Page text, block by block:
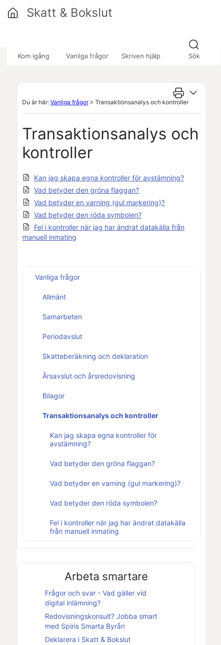
Kom igång Vanliga frågor Skriven hjälp Sök
Skatt & Bokslut
Du är här: Vanliga frågor> Transaktionsanalys och kontroller
Transaktionsanalys och
kontroller
Kan jag skapa egna kontroller för avstämning?
Vad betyder den gröna flaggan?
Vad betyder en varning (gul markering)?
Vad betyder den röda symbolen?
Fel i kontroller när jag har ändrat datakälla från
manuell inmating
Vanliga frågor
Allmänt
Samarbeten
Periodavslut
Skatteberäkning och deklaration
Årsavslut och årsredovisning
Bilagor
Transaktionsanalys och kontroller
Kan jag skapa egna kontroller för
avstämning?
Vad betyder den gröna flaggan?
Vad betyder en varning (gul markering)?
Vad betyder den röda symbolen?
Fel i kontroller när jag har ändrat datakälla
från manuell inmating
Arbeta smartare
Frågor och svar - Vad gäller vid
digital inlämning?
Redovisningskonsult? Jobba smart
med Spiris Smarta Byrån
Deklarera i Skatt & Bokslut